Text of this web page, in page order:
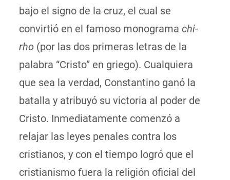
bajo el signo de la cruz, el cual se
convirtió en el famoso monograma chi-
rho(por las dos primeras letras de la
palabra “Cristo” en griego). Cualquiera
que sea la verdad, Constantino ganó la
batalla y atribuyó su victoria al poder de
Cristo. Inmediatamente comenzó a
relajar las leyes penales contra los
cristianos, y con el tiempo logró que el
cristianismo fuera la religión oficial del